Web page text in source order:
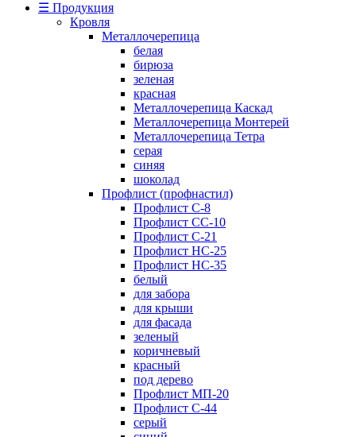
☰ Продукция
Кровля
Металлочерепица
белая
бирюза
зеленая
красная
Металлочерепица Каскад
Металлочерепица Монтерей
Металлочерепица Тетра
серая
синяя
шоколад
Профлист (профнастил)
Профлист С-8
Профлист СС-10
Профлист C-21
Профлист НС-25
Профлист НС-35
белый
для забора
для крыши
для фасада
зеленый
коричневый
красный
под дерево
Профлист МП-20
Профлист С-44
серый